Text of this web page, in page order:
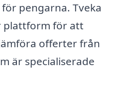
pengarna. Tveka
plattform för att
offerter från
är specialiserade